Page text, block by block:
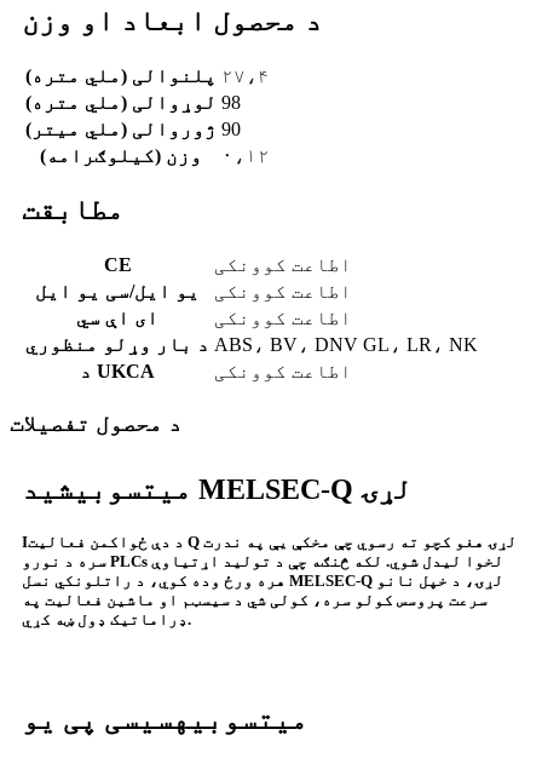
د محصول ابعاد او وزن
پلنوالی (ملي متره) ۲۷،۴
لوړوالی (ملي متره) 98
ژوروالی (ملي میتر) 90
وزن (کیلوګرامه)
۰،۱۲
مطابقت
CE
اطاعت کوونکی
یو ایل/سی یو ایل
اطاعت کوونکی
ای اې سي
اطاعت کوونکی
د بار وړلو منظوري ABS، BV، DNV GL، LR، NK
د UKCA
اطاعت کوونکی
د محصول تفصيلات
میتسوبیشي د MELSEC-Q لړۍ
Iد دې ځواکمن فعالیت Q لړۍ هغو کچو ته رسوي چې مخکې یې په ندرت
سره د نورو PLCs لخوا لیدل شوي. لکه څنګه چې د تولید اړتیاوې
هره ورځ وده کوي، د راتلونکي نسل MELSEC-Q لړۍ، د خپل نانو
سرعت پروسس کولو سره، کولی شي د سیسټم او ماشین فعالیت په
ډراماتیک ډول ښه کړي.
میتسوبیهسيسی پی یو